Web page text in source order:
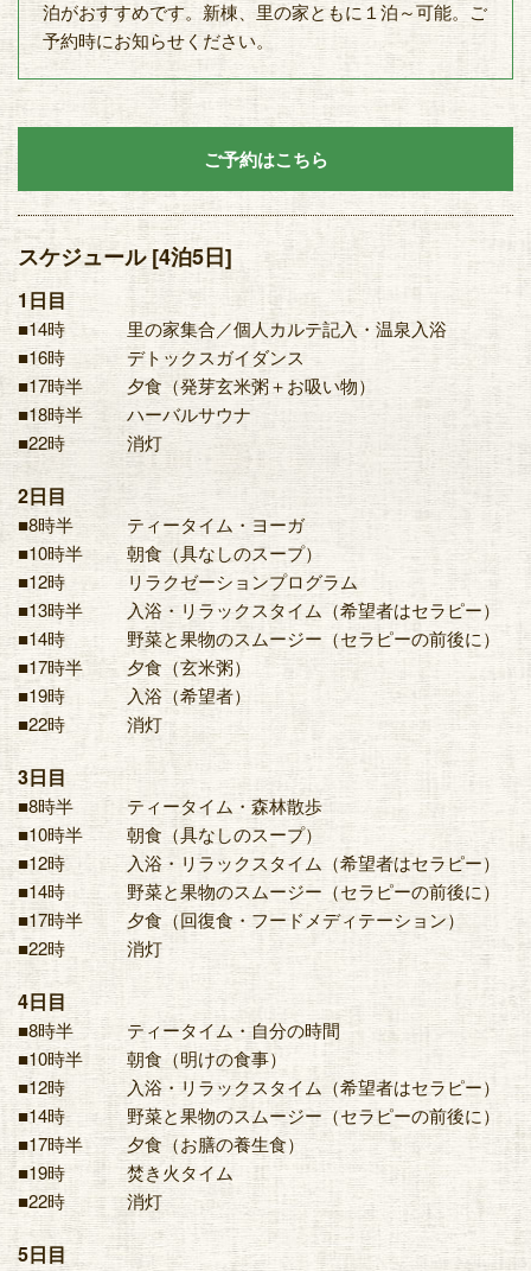
泊がおすすめです。新棟、里の家ともに１泊～可能。ご
予約時にお知らせください。
ご予約はこちら
スケジュール [4泊5日]
1日目
■14時
里の家集合／個人カルテ記入・温泉入浴
■16時
デトックスガイダンス
■17時半
夕食（発芽玄米粥＋お吸い物）
■18時半
ハーバルサウナ
■22時
消灯
2日目
■8時半
ティータイム・ヨーガ
■10時半
朝食（具なしのスープ）
■12時
リラクゼーションプログラム
■13時半
入浴・リラックスタイム（希望者はセラピー）
■14時
野菜と果物のスムージー（セラピーの前後に）
■17時半
夕食（玄米粥）
■19時
入浴（希望者）
■22時
消灯
3日目
■8時半
ティータイム・森林散歩
■10時半
朝食（具なしのスープ）
■12時
入浴・リラックスタイム（希望者はセラピー）
■14時
野菜と果物のスムージー（セラピーの前後に）
■17時半
夕食（回復食・フードメディテーション）
■22時
消灯
4日目
■8時半
ティータイム・自分の時間
■10時半
朝食（明けの食事）
■12時
入浴・リラックスタイム（希望者はセラピー）
■14時
野菜と果物のスムージー（セラピーの前後に）
■17時半
夕食（お膳の養生食）
■19時
焚き火タイム
■22時
消灯
5日目